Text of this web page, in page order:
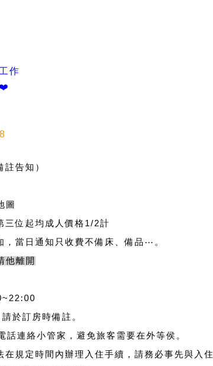
作
❤️
告知）
圖
三位起均成人價格1/2計
當日通知只收費不備床、備品⋯。
他離開
於訂房時備註。
話連絡小管家，避免旅客需要在外等侯。
規定時間內辦理入住手續，請務必事先與入住